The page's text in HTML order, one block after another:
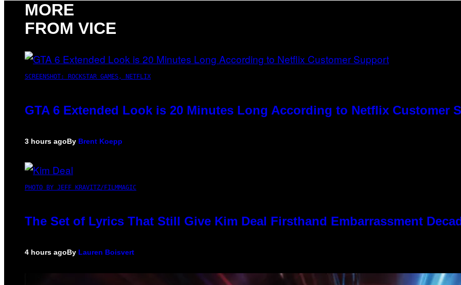
MORE
FROM VICE
SCREENSHOT: ROCKSTAR GAMES, NETFLIX
GTA 6 Extended Look is 20 Minutes Long According to Netflix Customer
3 hours agoBy Brent Koepp
PHOTO BY JEFF KRAVITZ/FILMMAGIC
The Set of Lyrics That Still Give Kim Deal Firsthand Embarrassment
4 hours agoBy Lauren Boisvert